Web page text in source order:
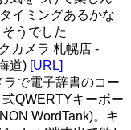
イミングあるかな
うでした
カメラ 札幌店 -
道) [URL]
ラで電子辞書のコー
QWERTYキーボー
WordTank)。キ